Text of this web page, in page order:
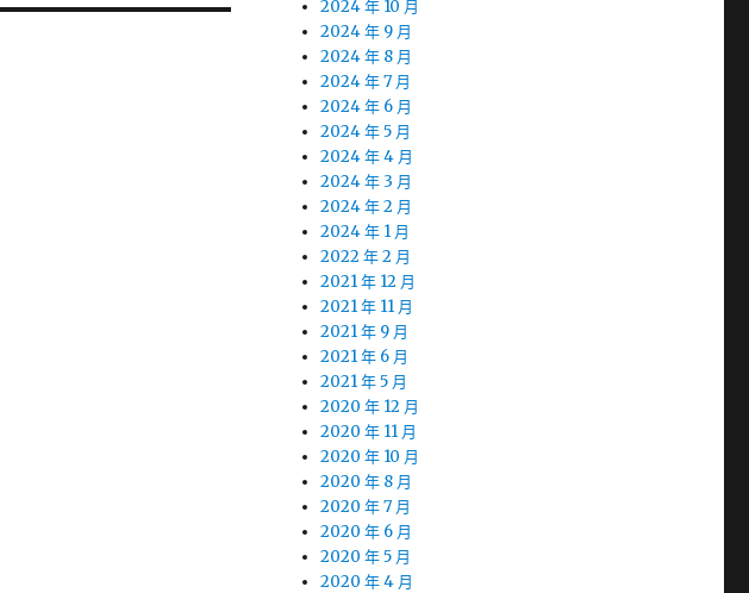
2024 年 10 月
2024 年 9 月
2024 年 8 月
2024 年 7 月
2024 年 6 月
2024 年 5 月
2024 年 4 月
2024 年 3 月
2024 年 2 月
2024 年 1 月
2022 年 2 月
2021 年 12 月
2021 年 11 月
2021 年 9 月
2021 年 6 月
2021 年 5 月
2020 年 12 月
2020 年 11 月
2020 年 10 月
2020 年 8 月
2020 年 7 月
2020 年 6 月
2020 年 5 月
2020 年 4 月